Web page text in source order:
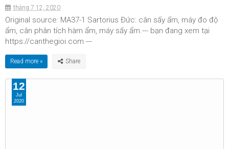
tháng 7 12, 2020
Original source: MA37-1 Sartorius Đức: cân sấy ẩm, máy đo độ
ẩm, cân phân tích hàm ẩm, máy sấy ẩm.--- bạn đang xem tại
https://canthegioi.com ---
Read more »
12
Jul
2020